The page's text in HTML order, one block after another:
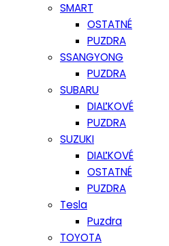
SMART
OSTATNÉ
PUZDRA
SSANGYONG
PUZDRA
SUBARU
DIAĽKOVÉ
PUZDRA
SUZUKI
DIAĽKOVÉ
OSTATNÉ
PUZDRA
Tesla
Puzdra
TOYOTA